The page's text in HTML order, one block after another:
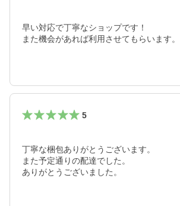
早い対応で丁寧なショップです！
また機会があれば利用させてもらいます。
5
丁寧な梱包ありがとうございます。
また予定通りの配達でした。
ありがとうございました。